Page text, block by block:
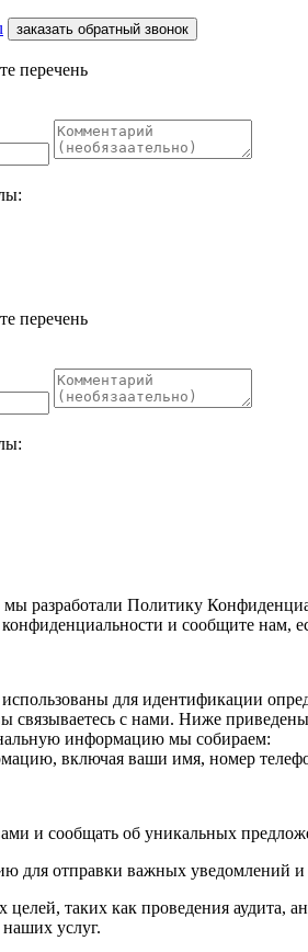
заказать обратный звонок
перечень
перечень
разработали Политику
и сообщите нам,
для идентификации
связываетесь с нами. Ниже
информацию мы собираем:
включая ваши имя, номер
и сообщать об уникальных
для отправки важных уведомлений
таких как проведения аудита,
услуг.